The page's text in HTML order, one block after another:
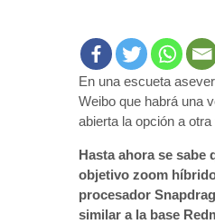
En una escueta
Weibo que habrá una
abierta la opción a
Hasta ahora se sabe
objetivo zoom
procesador
similar a la base